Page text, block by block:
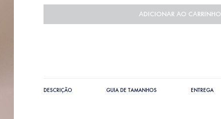
ADICIONAR AO CARRINHO
DESCRIÇÃO GUIA DE TAMANHOS ENTREGA